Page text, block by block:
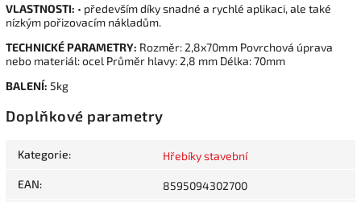
VLASTNOSTI: • především díky snadné a rychlé aplikaci, ale také
nízkým pořizovacím nákladům.
TECHNICKÉ PARAMETRY: Rozměr: 2,8x70mm Povrchová úprava
nebo materiál: ocel Průměr hlavy: 2,8 mm Délka: 70mm
BALENÍ: 5kg
Doplňkové parametry
Kategorie: Hřebíky stavební
EAN: 8595094302700